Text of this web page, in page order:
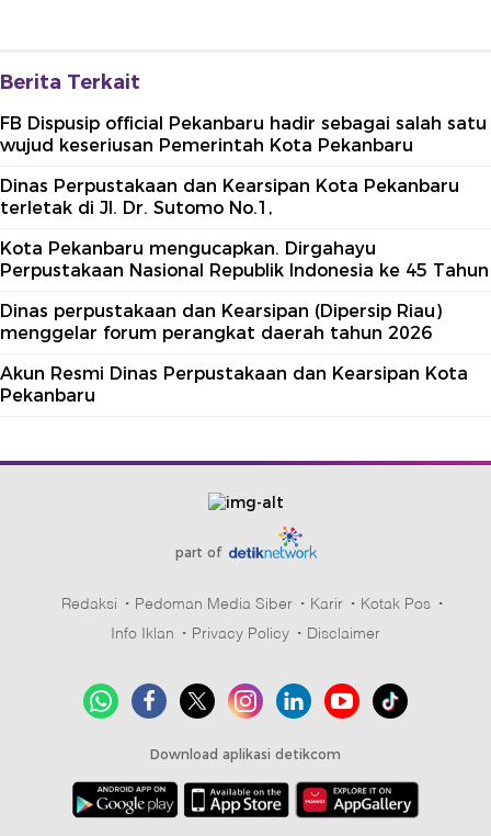
Berita Terkait
FB Dispusip official Pekanbaru hadir sebagai salah satu
wujud keseriusan Pemerintah Kota Pekanbaru
Dinas Perpustakaan dan Kearsipan Kota Pekanbaru
terletak di Jl. Dr. Sutomo No.1,
Kota Pekanbaru mengucapkan. Dirgahayu
Perpustakaan Nasional Republik Indonesia ke 45 Tahun
Dinas perpustakaan dan Kearsipan (Dipersip Riau)
menggelar forum perangkat daerah tahun 2026
Akun Resmi Dinas Perpustakaan dan Kearsipan Kota
Pekanbaru
part of
Redaksi Pedoman Media Siber Karir
Kotak Pos
Info Iklan
Privacy Policy Disclaimer
Download aplikasi detikcom